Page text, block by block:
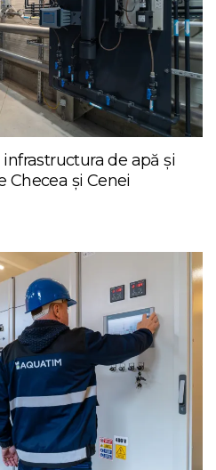
de apă și
Checea și Cenei